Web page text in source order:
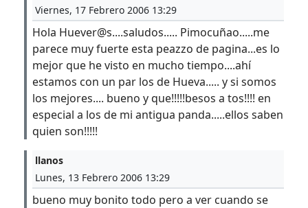
Viernes, 17 Febrero 2006 13:29
Hola Huever@s....saludos..... Pimocuñao.....me
parece muy fuerte esta peazzo de pagina...es lo
mejor que he visto en mucho tiempo....ahí
estamos con un par los de Hueva..... y si somos
los mejores.... bueno y que!!!!!besos a tos!!!! en
especial a los de mi antigua panda.....ellos saben
quien son!!!!!
llanos
Lunes, 13 Febrero 2006 13:29
bueno muy bonito todo pero a ver cuando se